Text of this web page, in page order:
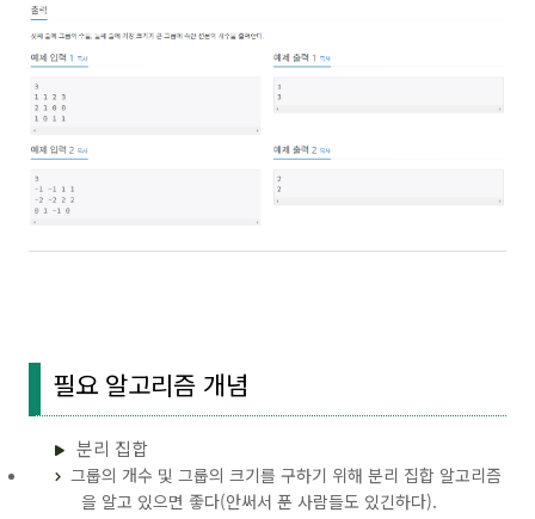
필요 알고리즘 개념
분리 집합
그룹의 개수 및 그룹의 크기를 구하기 위해 분리 집합 알고리즘
을 알고 있으면 좋다(안써서 푼 사람들도 있긴하다).